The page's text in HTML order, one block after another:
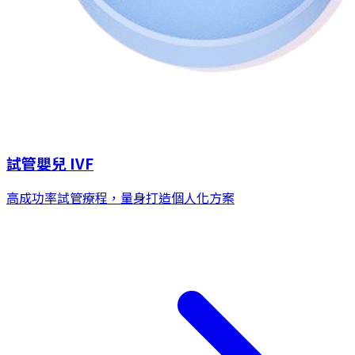
試管嬰兒 IVF
高成功率試管療程，量身打造個人化方案